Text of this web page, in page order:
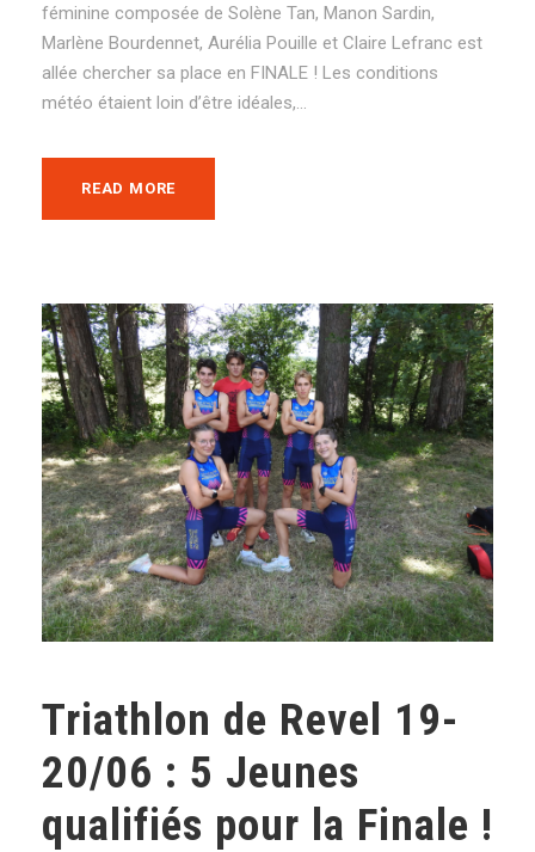
féminine composée de Solène Tan, Manon Sardin,
Marlène Bourdennet, Aurélia Pouille et Claire Lefranc est
allée chercher sa place en FINALE ! Les conditions
météo étaient loin d’être idéales,...
READ MORE
Triathlon de Revel 19-
20/06 : 5 Jeunes
qualifiés pour la Finale !